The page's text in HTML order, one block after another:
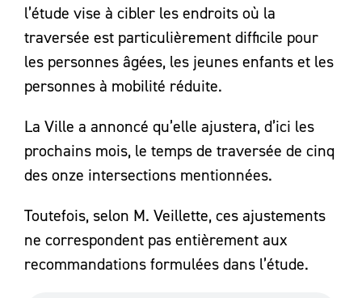
l’étude vise à cibler les endroits où la
traversée est particulièrement difficile pour
les personnes âgées, les jeunes enfants et les
personnes à mobilité réduite.
La Ville a annoncé qu’elle ajustera, d’ici les
prochains mois, le temps de traversée de cinq
des onze intersections mentionnées.
Toutefois, selon M. Veillette, ces ajustements
ne correspondent pas entièrement aux
recommandations formulées dans l’étude.